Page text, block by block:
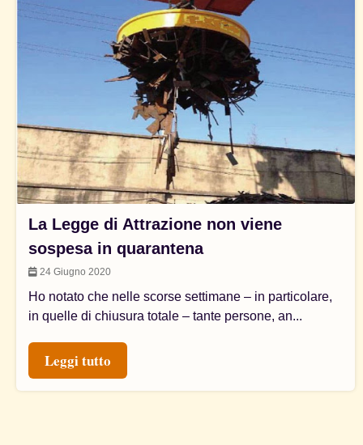
La Legge di Attrazione non viene
sospesa in quarantena
24 Giugno 2020
Ho notato che nelle scorse settimane – in particolare,
in quelle di chiusura totale – tante persone, an...
Leggi tutto